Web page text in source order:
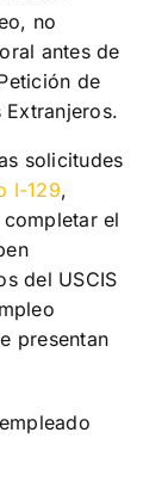
no
antes de
de
Extranjeros.
solicitudes
I-129,
el
del USCIS
presentan